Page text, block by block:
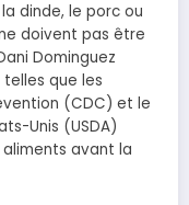
dinde, le porc ou
doivent pas être
Dominguez
que les
(CDC) et le
Unis (USDA)
avant la